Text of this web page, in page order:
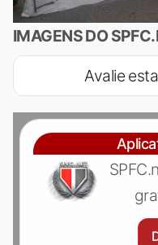
IMAGENS DO
Avalie